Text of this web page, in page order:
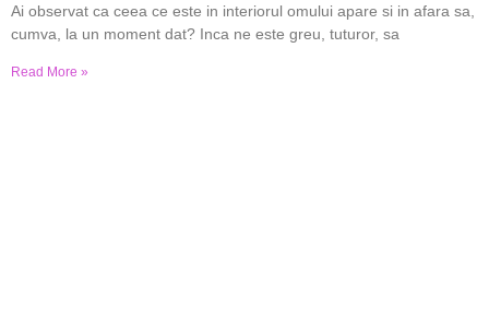
Ai observat ca ceea ce este in interiorul omului apare si in afara sa,
cumva, la un moment dat? Inca ne este greu, tuturor, sa
Read More »